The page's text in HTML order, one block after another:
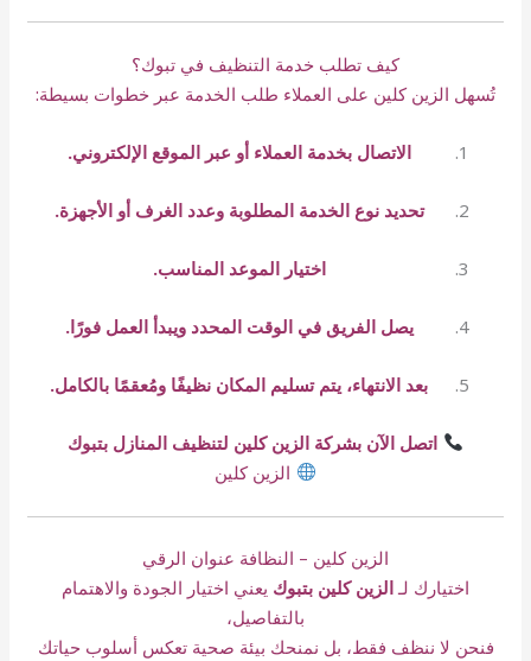
كيف تطلب خدمة التنظيف في تبوك؟
تُسهل الزين كلين على العملاء طلب الخدمة عبر خطوات بسيطة:
الاتصال بخدمة العملاء أو عبر الموقع الإلكتروني.
تحديد نوع الخدمة المطلوبة وعدد الغرف أو الأجهزة.
اختيار الموعد المناسب.
يصل الفريق في الوقت المحدد ويبدأ العمل فورًا.
بعد الانتهاء، يتم تسليم المكان نظيفًا ومُعقمًا بالكامل.
اتصل الآن بشركة الزين كلين لتنظيف المنازل بتبوك
الزين كلين
الزين كلين – النظافة عنوان الرقي
اختيارك لـالزين كلين بتبوك يعني اختيار الجودة والاهتمام
بالتفاصيل،
فنحن لا ننظف فقط، بل نمنحك بيئة صحية تعكس أسلوب حياتك